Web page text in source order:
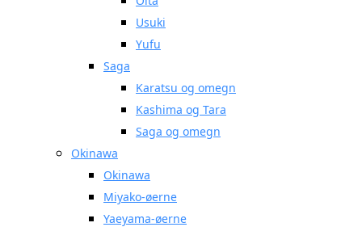
Usuki
Yufu
Saga
Karatsu og omegn
Kashima og Tara
Saga og omegn
Okinawa
Okinawa
Miyako-øerne
Yaeyama-øerne